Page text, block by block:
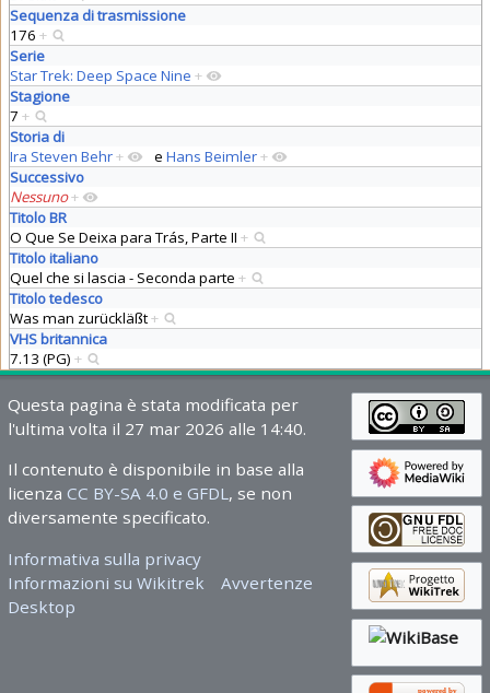
Sequenza di trasmissione
176 +
Serie
Star Trek: Deep Space Nine +
Stagione
7 +
Storia di
Ira Steven Behr+ e Hans Beimler+
Successivo
Nessuno+
Titolo BR
O Que Se Deixa para Trás, Parte II +
Titolo italiano
Quel che si lascia - Seconda parte +
Titolo tedesco
Was man zurückläßt+
VHS britannica
7.13 (PG) +
Questa pagina è stata modificata per
l'ultima volta il 27 mar 2026 alle 14:40.
Il contenuto è disponibile in base alla
licenza CC BY-SA 4.0 e GFDL, se non
diversamente specificato.
Informativa sulla privacy
Informazioni su Wikitrek
Avvertenze
Desktop